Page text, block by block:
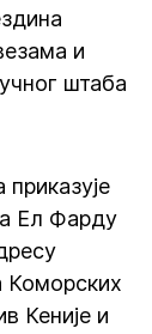
и
штаба
Ел Фарду
Коморских
Кеније и